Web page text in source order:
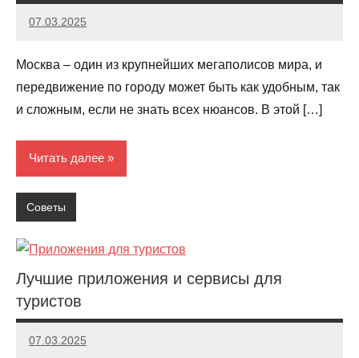
07.03.2025
Evangeline
Москва – один из крупнейших мегаполисов мира, и
передвижение по городу может быть как удобным, так
и сложным, если не знать всех нюансов. В этой […]
Читать далее
Советы
Лучшие приложения и сервисы для
туристов
07.03.2025
Evangeline